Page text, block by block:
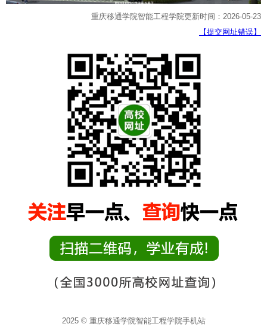
重庆移通学院智能工程学院更新时间：2026-05-23
【提交网址错误】
2025 © 重庆移通学院智能工程学院手机站